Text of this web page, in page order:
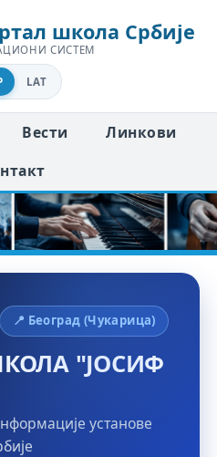
школа Србије
СИСТЕМ
LAT
Вести
Линкови
📍 Београд (Чукарица)
"ЈОСИФ
установе